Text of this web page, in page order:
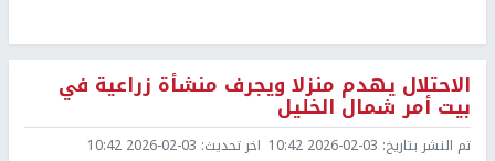
الاحتلال يهدم منزلا ويجرف منشأة زراعية في
بيت أمر شمال الخليل
تم النشر بتاريخ: 2026-02-03 10:42 اخر تحديث: 2026-02-03 10:42